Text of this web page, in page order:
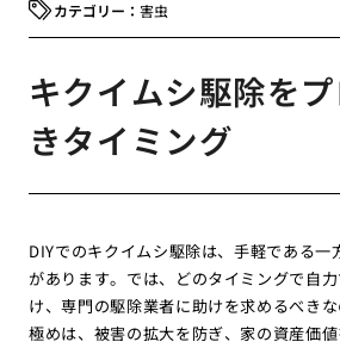
害虫
キクイムシ駆除を
きタイミング
DIYでのキクイムシ駆除は、手軽である一
があります。では、どのタイミングで自
け、専門の駆除業者に助けを求めるべき
極めは、被害の拡大を防ぎ、家の資産価